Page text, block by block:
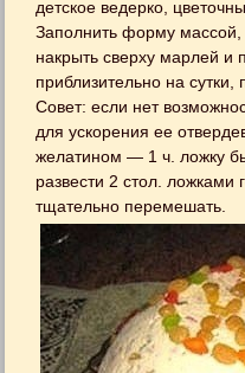
детское ведерко,
Заполнить форму массой,
накрыть сверху марлей и
приблизительно на сутки,
Совет: если нет
для ускорения ее
желатином — 1 ч. ложку
развести 2 стол. ложками
тщательно перемешать.